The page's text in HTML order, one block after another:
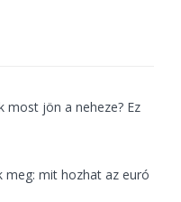
most jön a neheze? Ez
meg: mit hozhat az euró